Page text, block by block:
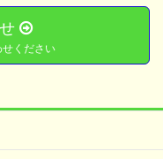
ください